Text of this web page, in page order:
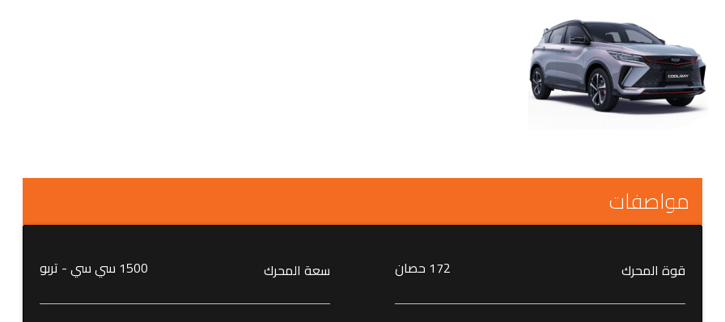
مواصفات
قوة المحرك 172 حصان سعة المحرك 1500 سي سي - تربو